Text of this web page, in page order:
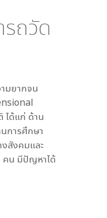
ถวัด
มยากจน
ได้แก่ ด้าน
การศึกษา
สังคมและ
คน มีปัญหาได้